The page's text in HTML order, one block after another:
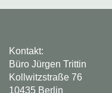
Kontakt:
Büro Jürgen Trittin
Kollwitzstraße 76
10435 Berlin